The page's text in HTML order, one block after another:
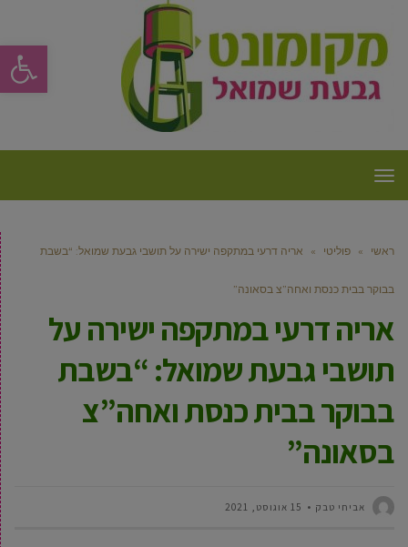
פתח
תפריט
ראשי » פוליטי » אריה דרעי במתקפה ישירה על תושבי גבעת שמואל: “בשבת
בבוקר בבית כנסת ואחה”צ בסאונה”
אריה דרעי במתקפה ישירה על
תושבי גבעת שמואל: “בשבת
בבוקר בבית כנסת ואחה”צ
בסאונה”
אביחי טבק 15 אוגוסט, 2021